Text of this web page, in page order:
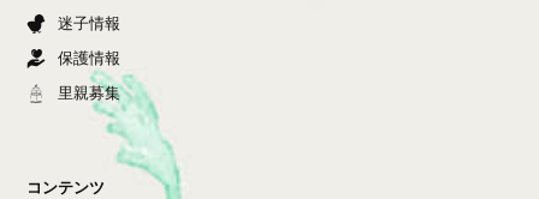
迷子情報
保護情報
里親募集
コンテンツ